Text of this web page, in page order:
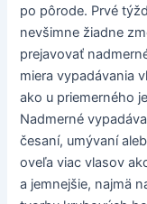
po pôrode. Prvé
nevšimne žiadne
prejavovať
miera vypadávania
ako u priemerného
Nadmerné
česaní, umývaní
oveľa viac vlasov
a jemnejšie, najmä